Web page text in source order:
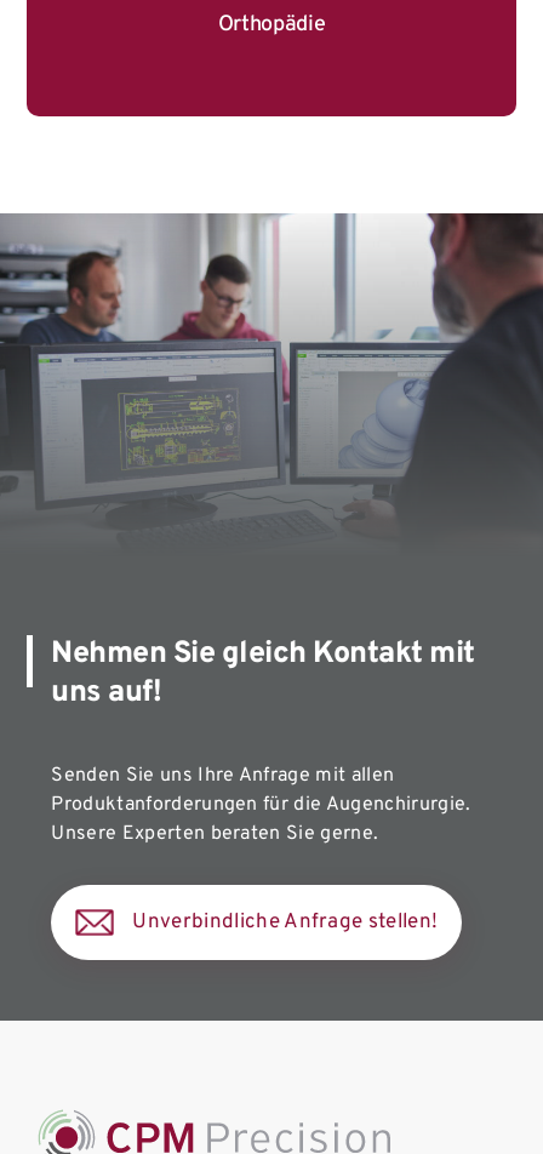
Orthopädie
Nehmen Sie gleich Kontakt mit
uns auf!
Senden Sie uns Ihre Anfrage mit allen
Produktanforderungen für die Augenchirurgie.
Unsere Experten beraten Sie gerne.
Unverbindliche Anfrage stellen!